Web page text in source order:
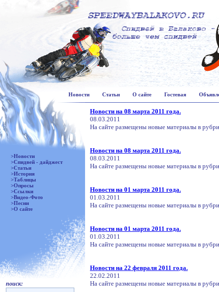
Новости Статьи О сайте Гостевая
>Новости
>Спидвей - дайджест
>Статьи
>История
>Таблицы
>Опросы
>Ссылки
>Видео-Фото
>Песни
>О сайте
поиск:
Новости на 08 марта 2011 года.
08.03.2011
На сайте размещены новые материалы в
Новости на 08 марта 2011 года.
08.03.2011
На сайте размещены новые материалы в
Новости на 01 марта 2011 года.
01.03.2011
На сайте размещены новые материалы в
Новости на 01 марта 2011 года.
01.03.2011
На сайте размещены новые материалы в
Новости на 22 февраля 2011 года.
22.02.2011
На сайте размещены новые материалы в